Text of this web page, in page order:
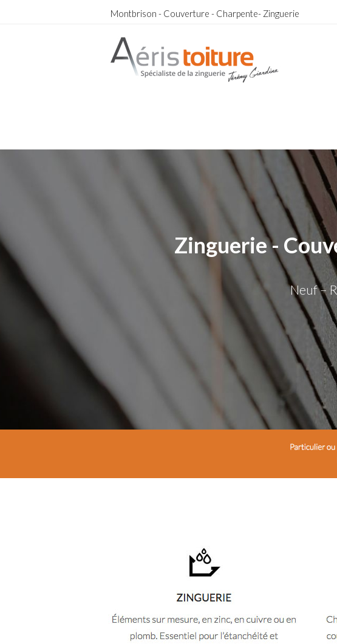
Montbrison - Couverture - Charpente- Zinguerie
Zinguerie -
Neuf –